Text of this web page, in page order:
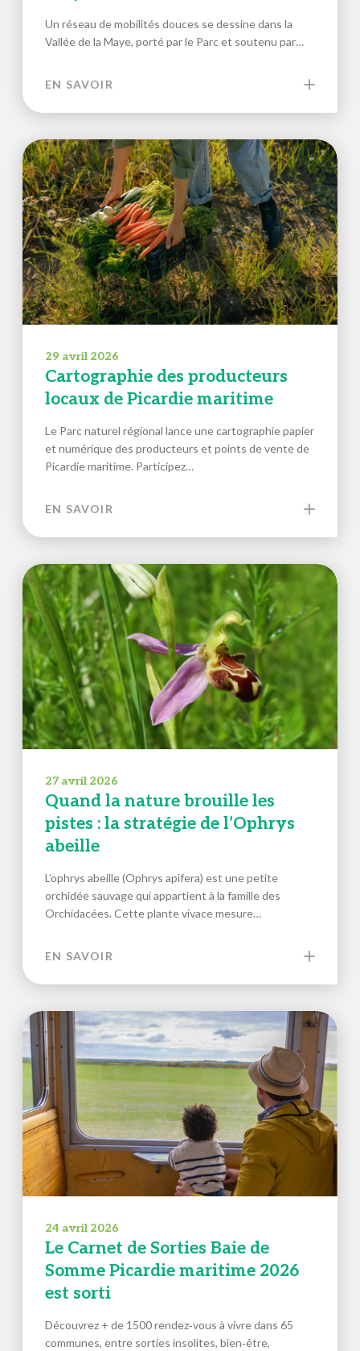
Un réseau de mobilités douces se dessine dans la
Vallée de la Maye, porté par le Parc et soutenu par…
EN SAVOIR
29 avril 2026
Cartographie des producteurs
locaux de Picardie maritime
Le Parc naturel régional lance une cartographie papier
et numérique des producteurs et points de vente de
Picardie maritime. Participez…
EN SAVOIR
27 avril 2026
Quand la nature brouille les
pistes : la stratégie de l’Ophrys
abeille
L’ophrys abeille (Ophrys apifera) est une petite
orchidée sauvage qui appartient à la famille des
Orchidacées. Cette plante vivace mesure…
EN SAVOIR
24 avril 2026
Le Carnet de Sorties Baie de
Somme Picardie maritime 2026
est sorti
Découvrez + de 1500 rendez‑vous à vivre dans 65
communes, entre sorties insolites, bien‑être,